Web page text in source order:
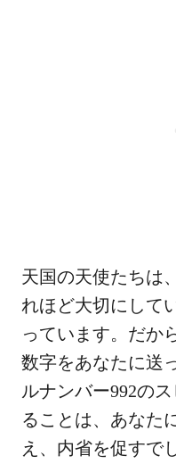
天国の天使たちは
れほど大切にして
っています。だか
数字をあなたに送
ルナンバー992の
ることは、あなた
え、内省を促すで